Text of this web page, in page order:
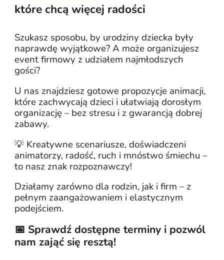
które chcą więcej radości
Szukasz sposobu, by urodziny dziecka były
naprawdę wyjątkowe? A może organizujesz
event firmowy z udziałem najmłodszych
gości?
U nas znajdziesz gotowe propozycje animacji,
które zachwycają dzieci i ułatwiają dorosłym
organizację – bez stresu i z gwarancją dobrej
zabawy.
💡 Kreatywne scenariusze, doświadczeni
animatorzy, radość, ruch i mnóstwo śmiechu –
to nasz znak rozpoznawczy!
Działamy zarówno dla rodzin, jak i firm – z
pełnym zaangażowaniem i elastycznym
podejściem.
📅 Sprawdź dostępne terminy i pozwól
nam zająć się resztą!